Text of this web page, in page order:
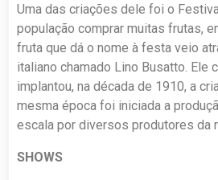
Uma das criações dele foi o
população comprar muitas frutas,
fruta que dá o nome à festa veio
italiano chamado Lino Busatto. Ele
implantou, na década de 1910, a
mesma época foi iniciada a
escala por diversos produtores da
SHOWS